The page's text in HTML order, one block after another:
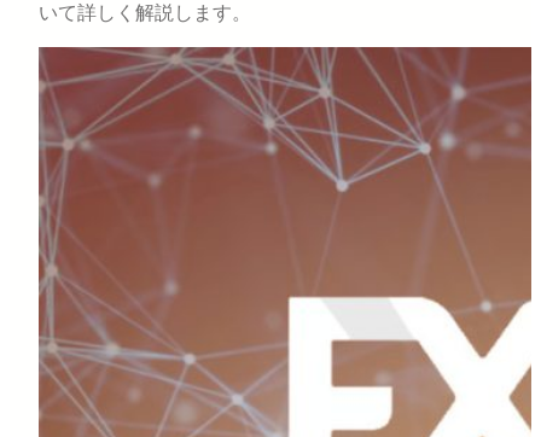
いて詳しく解説します。